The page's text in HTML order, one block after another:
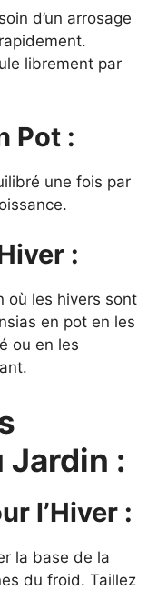
d’un arrosage
librement par
Pot :
une fois par
:
où les hivers sont
en pot en les
ou en les
Jardin :
l’Hiver :
la base de la
du froid. Taillez